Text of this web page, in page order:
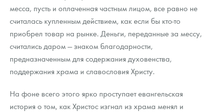
месса, пусть и оплаченная частным лицом, все равно не
считалась купленным действием, как если бы кто-то
приобрел товар на рынке. Деньги, переданные за мессу,
считались даром — знаком благодарности,
предназначенным для содержания духовенства,
поддержания храма и славословия Христу.
На фоне всего этого ярко проступает евангельская
история о том, как Христос изгнал из храма менял и